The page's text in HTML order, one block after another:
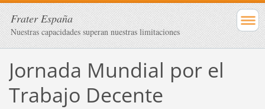
Frater España
Nuestras capacidades superan nuestras limitaciones
Jornada Mundial por el
Trabajo Decente